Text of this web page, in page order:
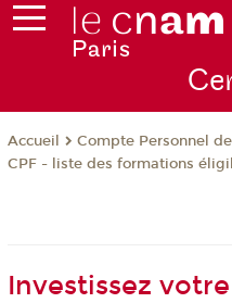
Accueil
Compte Personnel
CPF - liste des formations
Investissez